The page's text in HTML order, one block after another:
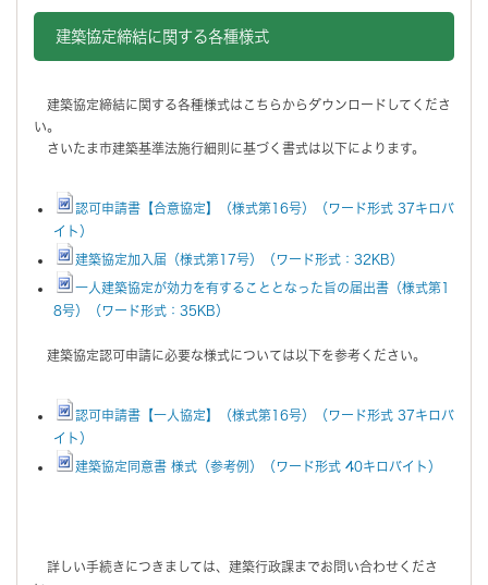
建築協定締結に関する各種様式
建築協定締結に関する各種様式はこちらからダウンロードしてくださ
い。
さいたま市建築基準法施行細則に基づく書式は以下によります。
認可申請書【合意協定】（様式第16号）（ワード形式 37キロバ
イト）
建築協定加入届（様式第17号）（ワード形式：32KB）
一人建築協定が効力を有することとなった旨の届出書（様式第1
8号）（ワード形式：35KB）
建築協定認可申請に必要な様式については以下を参考ください。
認可申請書【一人協定】（様式第16号）（ワード形式 37キロバ
イト）
建築協定同意書 様式（参考例）（ワード形式 40キロバイト）
詳しい手続きにつきましては、建築行政課までお問い合わせくださ